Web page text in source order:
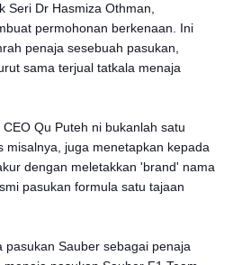
Seri Dr Hasmiza Othman,
permohonan berkenaan. Ini
penaja sesebuah pasukan,
sama terjual tatkala menaja
Qu Puteh ni bukanlah satu
misalnya, juga menetapkan kepada
dengan meletakkan 'brand' nama
pasukan formula satu tajaan
Sauber sebagai penaja